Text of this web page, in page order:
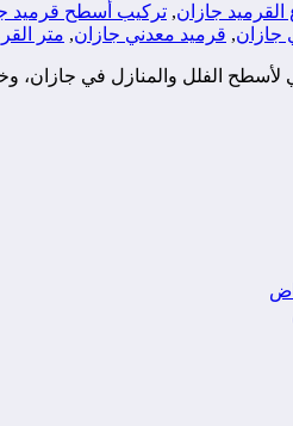
القرميد جازان, تركيب أسطح قرميد
جازان, قرميد معدني جازان, متر
لأسطح الفلل والمنازل في